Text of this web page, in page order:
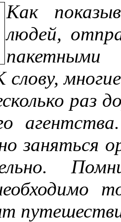
Как
людей,
слову,
раз
заняться